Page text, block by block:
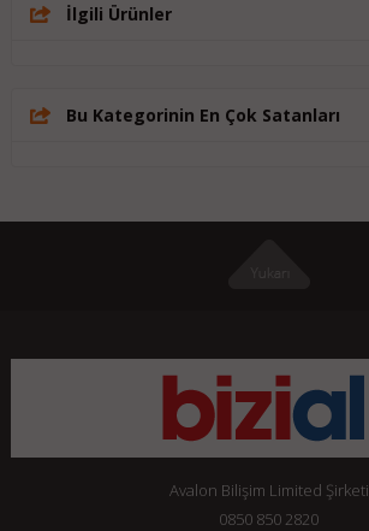
İlgili Ürünler
Bu Kategorinin En Çok Satanları
Avalon Bilişim Limited Şirketi
0850 850 2820